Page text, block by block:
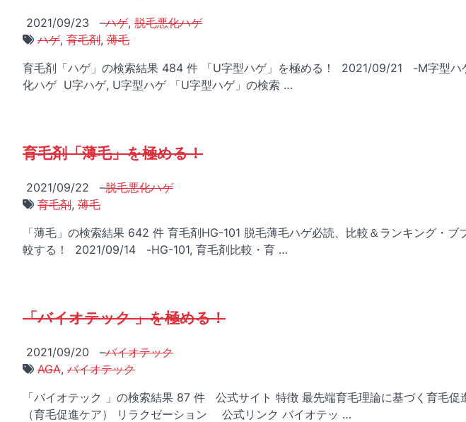
2021/09/23 –ハゲ, 脱毛悪化ハゲ
ハゲ, 育毛剤, 薄毛
育毛剤「ハゲ」の検索結果 484 件 「U字型ハゲ」を極める！ 2021/09/21 -M字型ハ
化ハゲ U字ハゲ, U字型ハゲ 「U字型ハゲ」の検索 …
育毛剤「薄毛」を極める！
2021/09/22 –脱毛悪化ハゲ
育毛剤, 薄毛
「薄毛」の検索結果 642 件 育毛剤HG-101 脱毛薄毛ハゲ必読、比較＆ランキング・
較する！ 2021/09/14 -HG-101, 育毛剤比較・育 …
「バイオテック 」を極める！
2021/09/20 –バイオテック
AGA, バイオテック
「バイオテック 」の検索結果 87 件 公式サイト 特徴 最先端育毛理論に基づく育毛
（育毛促進ケア） リラクゼーション 公式リンク バイオテッ …